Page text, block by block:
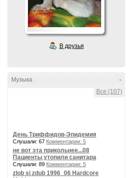
В друзья
-
Музыка
Все (107)
День Триффидов-Эпидемия
Слушали: 67 Комментарии: 5
не вот эта прикольнее...08
Пациенты утопили санитара
Слушали: 89 Комментарии: 5
zlob si zdub 1996_06 Hardcore